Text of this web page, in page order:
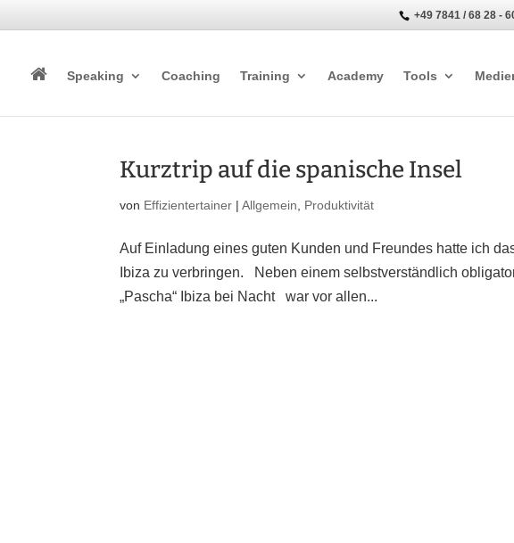
+49 7841 / 68 28 -
Speaking Coaching Training Academy Tools
Kurztrip auf die spanische Insel
von Effizientertainer |Allgemein Produktivität
Auf Einladung eines guten Kunden und Freundes hatte ich
Ibiza zu verbringen. Neben einem selbstverständlich
„Pascha“ Ibiza bei Nacht war vor allen...